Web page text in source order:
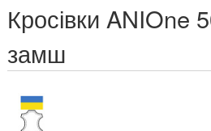
Кросівки ANIOne
замш